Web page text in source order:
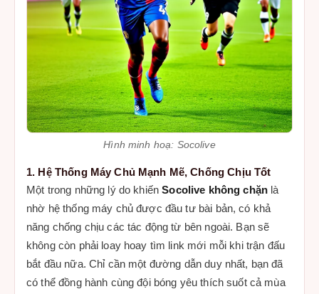
Hình minh hoạ: Socolive
1. Hệ Thống Máy Chủ Mạnh Mẽ, Chống Chịu Tốt
Một trong những lý do khiếnSocolive không chặn là
nhờ hệ thống máy chủ được đầu tư bài bản, có khả
năng chống chịu các tác động từ bên ngoài. Bạn sẽ
không còn phải loay hoay tìm link mới mỗi khi trận đấu
bắt đầu nữa. Chỉ cần một đường dẫn duy nhất, bạn đã
có thể đồng hành cùng đội bóng yêu thích suốt cả mùa